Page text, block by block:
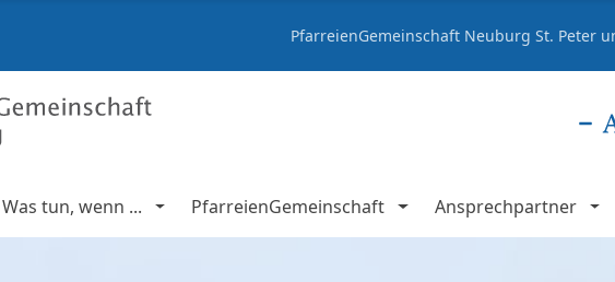
PfarreienGemeinschaft Neuburg St. Peter
Was tun, wenn ... PfarreienGemeinschaft Ansprechpartner